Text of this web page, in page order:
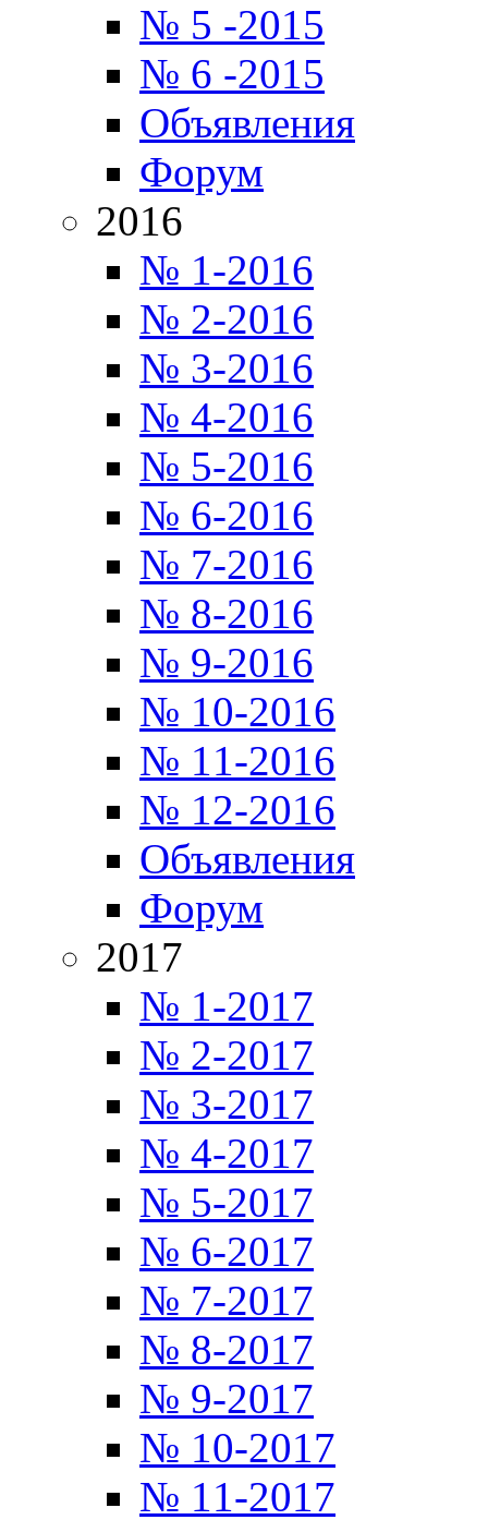
№ 5 -2015
№ 6 -2015
Объявления
Форум
2016
№ 1-2016
№ 2-2016
№ 3-2016
№ 4-2016
№ 5-2016
№ 6-2016
№ 7-2016
№ 8-2016
№ 9-2016
№ 10-2016
№ 11-2016
№ 12-2016
Объявления
Форум
2017
№ 1-2017
№ 2-2017
№ 3-2017
№ 4-2017
№ 5-2017
№ 6-2017
№ 7-2017
№ 8-2017
№ 9-2017
№ 10-2017
№ 11-2017